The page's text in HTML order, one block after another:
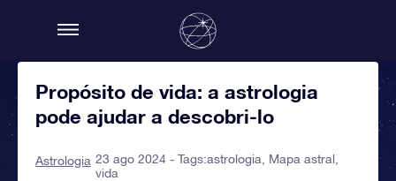
Propósito de vida: a astrologia
pode ajudar a descobri-lo
Astrologia 23 ago 2024 - Tags:astrologia Mapa astral
vida